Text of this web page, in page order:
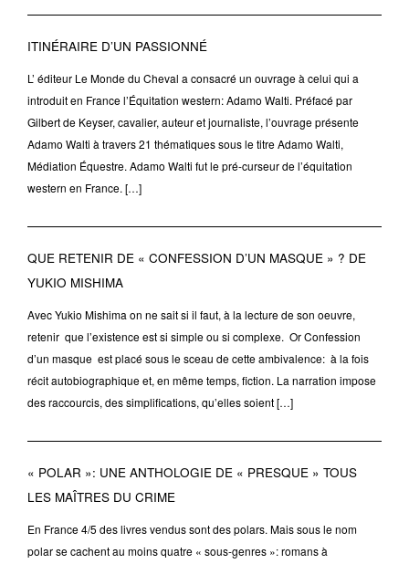
ITINÉRAIRE D’UN PASSIONNÉ
L’ éditeur Le Monde du Cheval a consacré un ouvrage à celui qui a
introduit en France l’Équitation western: Adamo Walti. Préfacé par
Gilbert de Keyser, cavalier, auteur et journaliste, l’ouvrage présente
Adamo Walti à travers 21 thématiques sous le titre Adamo Walti,
Médiation Équestre. Adamo Walti fut le pré-curseur de l’équitation
western en France. […]
QUE RETENIR DE « CONFESSION D’UN MASQUE » ? DE
YUKIO MISHIMA
Avec Yukio Mishima on ne sait si il faut, à la lecture de son oeuvre,
retenir que l’existence est si simple ou si complexe. Or Confession
d’un masque est placé sous le sceau de cette ambivalence: à la fois
récit autobiographique et, en même temps, fiction. La narration impose
des raccourcis, des simplifications, qu’elles soient […]
« POLAR »: UNE ANTHOLOGIE DE « PRESQUE » TOUS
LES MAÎTRES DU CRIME
En France 4/5 des livres vendus sont des polars. Mais sous le nom
polar se cachent au moins quatre « sous-genres »: romans à